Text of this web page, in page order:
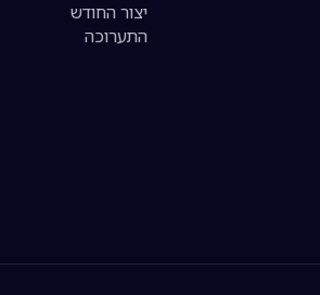
יצור החודש
התערוכה